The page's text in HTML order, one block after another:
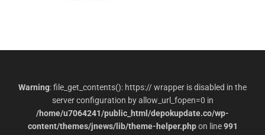
Warning: file_get_contents(): https:// wrapper is disabled in the
server configuration by allow_url_fopen=0 in
/home/u7064241/public_html/depokupdate.co/wp-
content/themes/jnews/lib/theme-helper.phpon line991